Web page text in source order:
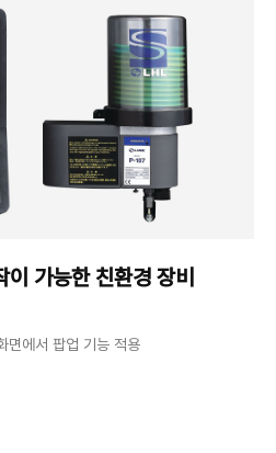
가능한 친환경 장비
면에서 팝업 기능 적용